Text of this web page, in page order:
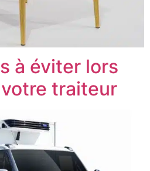
à éviter lors
traiteur